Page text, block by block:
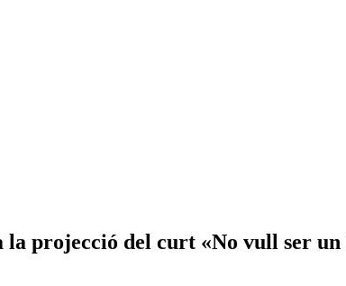
la projecció del curt «No vull ser